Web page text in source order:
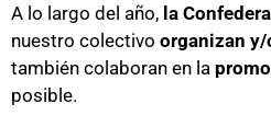
A lo largo del año, la
nuestro colectivo organizan
también colaboran en la
posible.